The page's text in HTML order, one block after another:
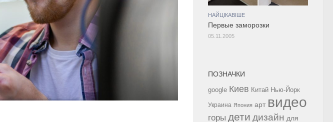
НАЙЦІКАВІШЕ
Первые заморозки
05.11.2005
ПОЗНАЧКИ
google Киев Китай Нью-Йорк
Украина Япония арт видео
горы дети дизайн для